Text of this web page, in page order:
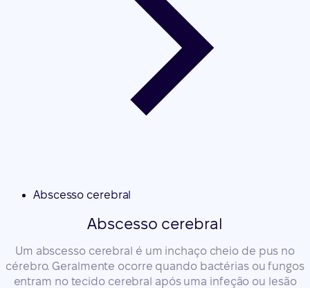
Abscesso cerebral
Abscesso cerebral
Um abscesso cerebral é um inchaço cheio de pus no
cérebro. Geralmente ocorre quando bactérias ou fungos
entram no tecido cerebral após uma infeção ou lesão